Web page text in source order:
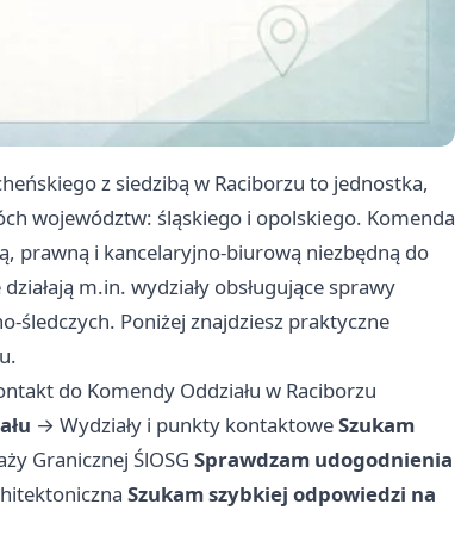
z siedzibą w Raciborzu to jednostka,
województw: śląskiego i opolskiego. Komenda
prawną i kancelaryjno-biurową niezbędną do
m.in. wydziały obsługujące sprawy
śledczych. Poniżej znajdziesz praktyczne
do Komendy Oddziału w Raciborzu
→ Wydziały i punkty kontaktoweSzukam
Granicznej ŚlOSG Sprawdzam udogodnienia
Szukam szybkiej odpowiedzi na